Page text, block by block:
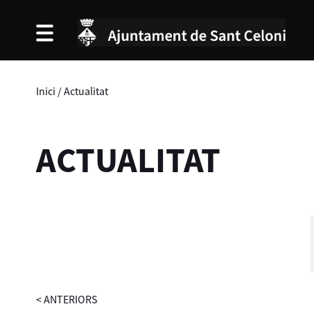
Inici /Actualitat
ACTUALITAT
<ANTERIORS